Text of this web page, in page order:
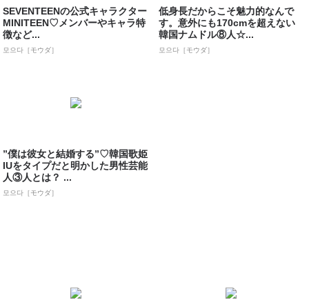
SEVENTEENの公式キャラクター
MINITEEN♡メンバーやキャラ特
徴など...
모으다［モウダ］
低身長だからこそ魅力的なんで
す。意外にも170cmを超えない
韓国ナムドル⑧人☆...
모으다［モウダ］
”僕は彼女と結婚する”♡韓国歌姫
IUをタイプだと明かした男性芸能
人③人とは？ ...
모으다［モウダ］